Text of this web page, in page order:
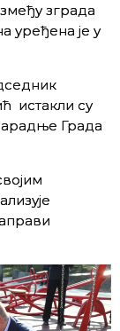
зграда
уређена је у
истакли су
Града